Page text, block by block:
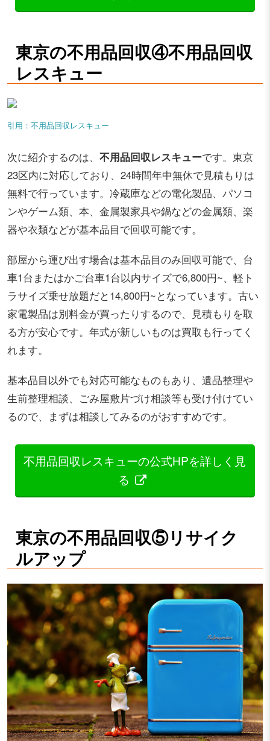
東京の不用品回収④不用品回収
レスキュー
引用：不用品回収レスキュー
次に紹介するのは、 不用品回収レスキューです。東京
23区内に対応しており、24時間年中無休で見積もりは
無料で行っています。冷蔵庫などの電化製品、パソコ
ンやゲーム類、本、金属製家具や鍋などの金属類、楽
器や衣類などが基本品目で回収可能です。
部屋から運び出す場合は基本品目のみ回収可能で、台
車1台またはかご台車1台以内サイズで6,800円~、軽ト
ラサイズ乗せ放題だと14,800円~となっています。古い
家電製品は別料金が買ったりするので、見積もりを取
る方が安心です。年式が新しいものは買取も行ってく
れます。
基本品目以外でも対応可能なものもあり、遺品整理や
生前整理相談、ごみ屋敷片づけ相談等も受け付けてい
るので、まずは相談してみるのがおすすめです。
不用品回収レスキューの公式HPを詳しく見
る
東京の不用品回収⑤リサイク
ルアップ